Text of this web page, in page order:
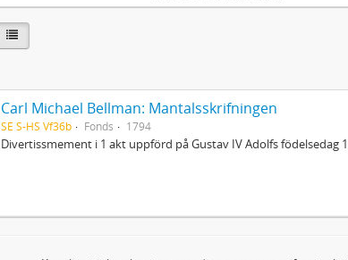
Carl Michael Bellman: Mantalsskrifningen
SE S-HS Vf36b Fonds 1794
Divertissmement i 1 akt uppförd på Gustav IV Adolfs födelsedag